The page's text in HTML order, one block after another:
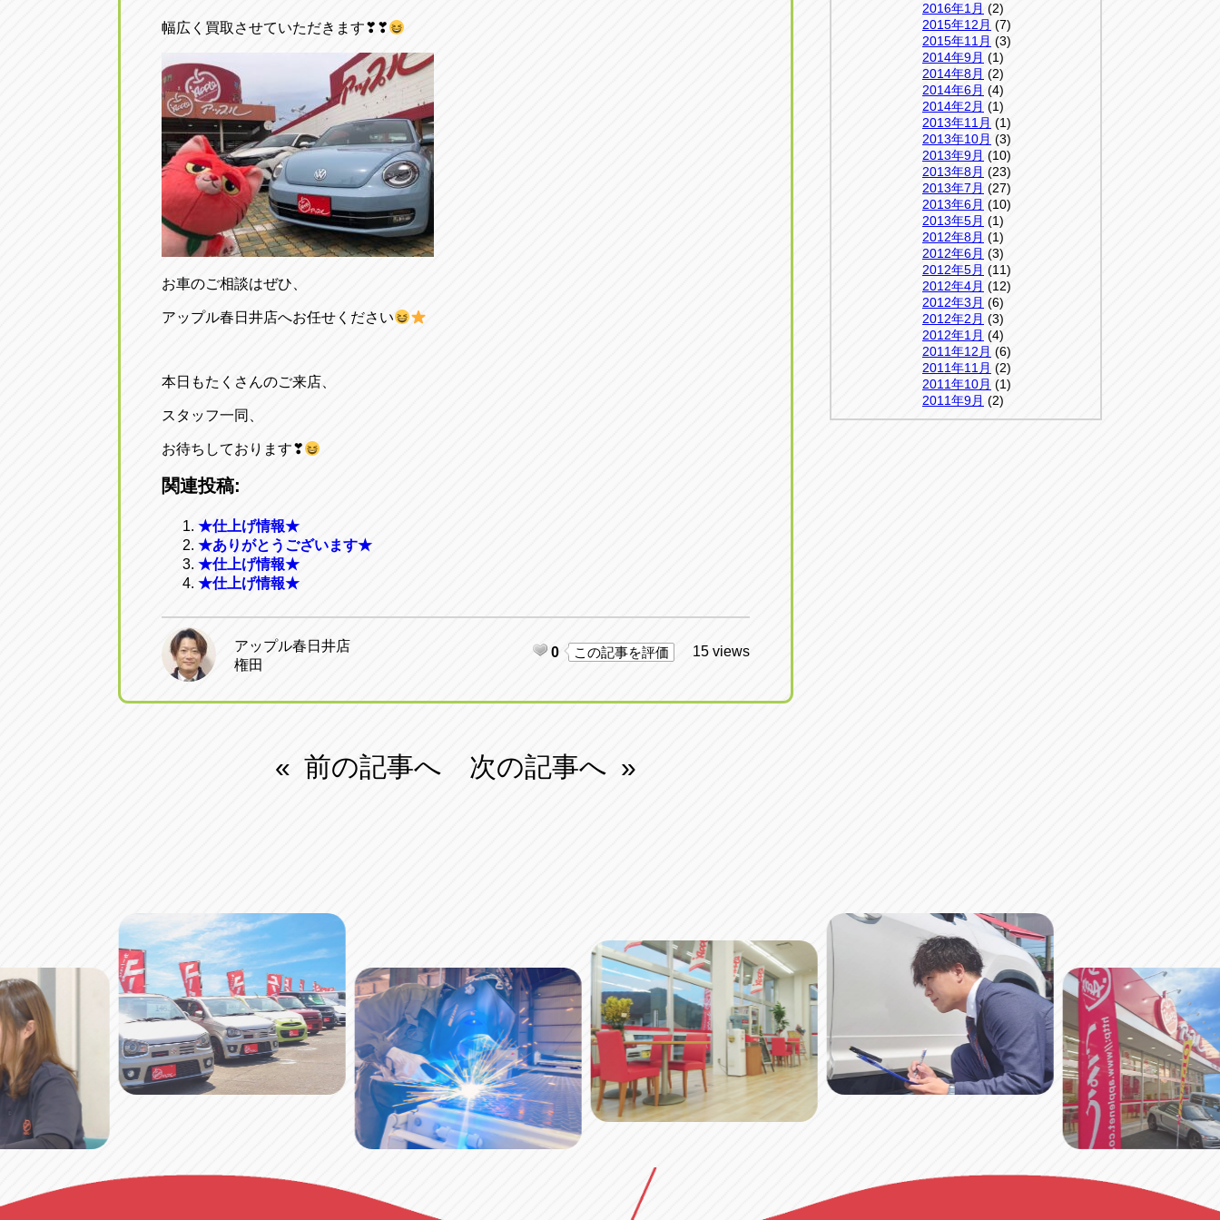
幅広く買取させていただきます❣❣
お車のご相談はぜひ、
アップル春日井店へお任せください
本日もたくさんのご来店、
スタッフ一同、
お待ちしております❣
関連投稿:
★仕上げ情報★
★ありがとうございます★
★仕上げ情報★
★仕上げ情報★
アップル春日井店
権田
0 この記事を評価 15 views
« 前の記事へ 次の記事へ »
2016年1月 (2)
2015年12月 (7)
2015年11月 (3)
2014年9月 (1)
2014年8月 (2)
2014年6月 (4)
2014年2月 (1)
2013年11月 (1)
2013年10月 (3)
2013年9月 (10)
2013年8月 (23)
2013年7月 (27)
2013年6月 (10)
2013年5月 (1)
2012年8月 (1)
2012年6月 (3)
2012年5月 (11)
2012年4月 (12)
2012年3月 (6)
2012年2月 (3)
2012年1月 (4)
2011年12月 (6)
2011年11月 (2)
2011年10月 (1)
2011年9月 (2)